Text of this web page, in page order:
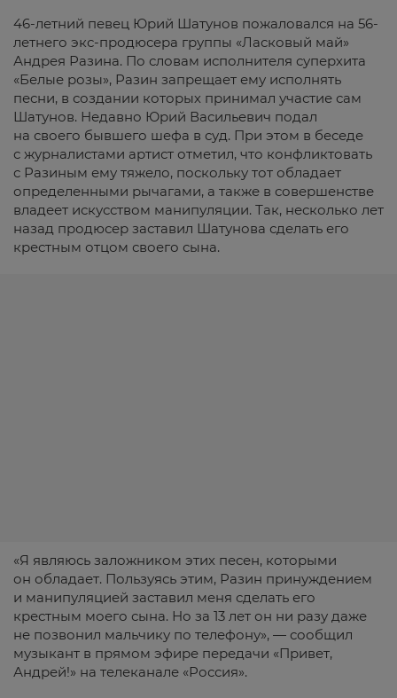
46-летний певец Юрий Шатунов пожаловался на 56-
летнего экс-продюсера группы «Ласковый май»
Андрея Разина. По словам исполнителя суперхита
«Белые розы», Разин запрещает ему исполнять
песни, в создании которых принимал участие сам
Шатунов. Недавно Юрий Васильевич подал
на своего бывшего шефа в суд. При этом в беседе
с журналистами артист отметил, что конфликтовать
с Разиным ему тяжело, поскольку тот обладает
определенными рычагами, а также в совершенстве
владеет искусством манипуляции. Так, несколько лет
назад продюсер заставил Шатунова сделать его
крестным отцом своего сына.
«Я являюсь заложником этих песен, которыми
он обладает. Пользуясь этим, Разин принуждением
и манипуляцией заставил меня сделать его
крестным моего сына. Но за 13 лет он ни разу даже
не позвонил мальчику по телефону», — сообщил
музыкант в прямом эфире передачи «Привет,
Андрей!» на телеканале «Россия».